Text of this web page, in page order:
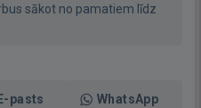
sākot no pamatiem līdz
pasts WhatsApp